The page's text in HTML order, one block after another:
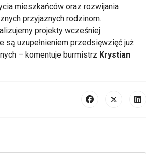
mieszkańców oraz rozwijania
przyjaznych rodzinom.
projekty wcześniej
są uzupełnieniem przedsięwzięć już
– komentuje burmistrz Krystian